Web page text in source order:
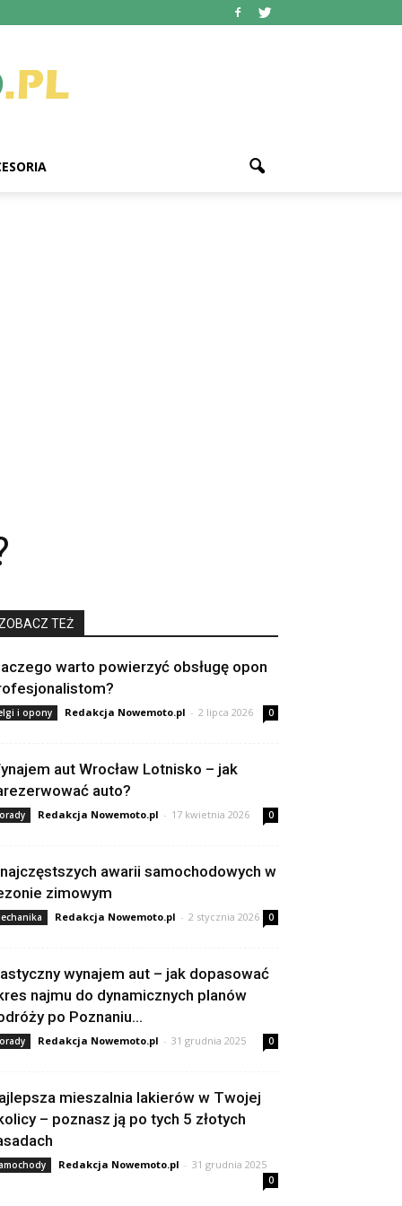
ZOBACZ TEŻ
warto powierzyć obsługę opon
i opony Redakcja Nowemoto.pl - 2 lipca 2026 0
aut Wrocław Lotnisko – jak
auto?
Redakcja Nowemoto.pl - 17 kwietnia 2026 0
awarii samochodowych w
zimowym
Redakcja Nowemoto.pl - 2 stycznia 2026 0
wynajem aut – jak dopasować
najmu do dynamicznych planów
po Poznaniu...
Redakcja Nowemoto.pl - 31 grudnia 2025 0
mieszalnia lakierów w Twojej
– poznasz ją po tych 5 złotych
Redakcja Nowemoto.pl - 31 grudnia 2025
0